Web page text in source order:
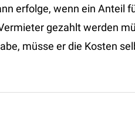
erfolge, wenn ein Anteil
gezahlt werden
müsse er die Kosten